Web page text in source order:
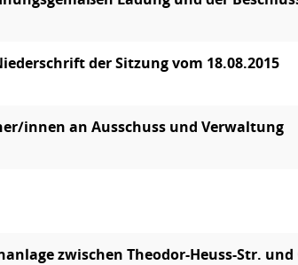
der Sitzung vom 18.08.2015
innen an Ausschuss und Verwaltung
zwischen Theodor-Heuss-Str.